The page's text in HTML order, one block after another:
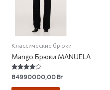
Классические брюки
Mango Брюки MANUELA
Rated
3.81
out of 5
84990000,00Br